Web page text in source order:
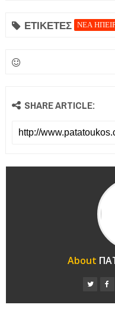
ΕΤΙΚΕΤΕΣ ΝΕΑ
SHARE ARTICLE:
About